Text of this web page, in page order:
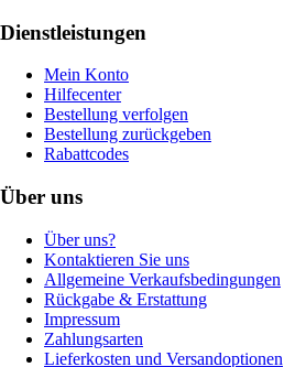
Dienstleistungen
Mein Konto
Hilfecenter
Bestellung verfolgen
Bestellung zurückgeben
Rabattcodes
Über uns
Über uns?
Kontaktieren Sie uns
Allgemeine Verkaufsbedingungen
Rückgabe & Erstattung
Impressum
Zahlungsarten
Lieferkosten und Versandoptionen